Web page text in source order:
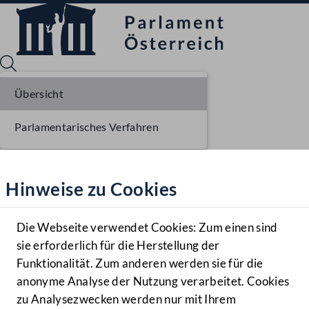
Hilfe
Benutzer
Navigationsmenü öffnen
MENÜ
Hinweise zu Cookies
Die Webseite verwendet Cookies: Zum einen sind
sie erforderlich für die Herstellung der
Funktionalität. Zum anderen werden sie für die
anonyme Analyse der Nutzung verarbeitet. Cookies
zu Analysezwecken werden nur mit Ihrem
Übersicht
Parlamentarisches Verfahren